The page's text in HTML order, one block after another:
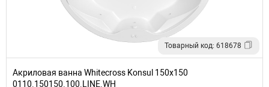
Товарный код: 618678
Акриловая ванна Whitecross Konsul 150x150
0110.150150.100.LINE.WH